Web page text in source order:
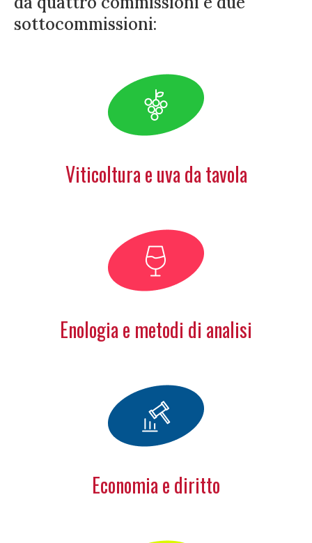
sottocommissioni:
Viticoltura e uva da tavola
Enologia e metodi di analisi
Economia e diritto